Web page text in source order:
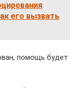
его вызвать
помощь будет